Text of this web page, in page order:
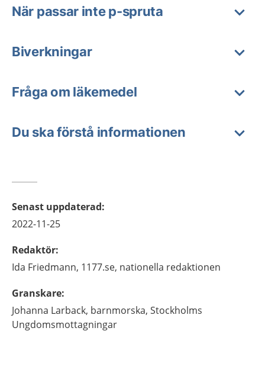
När passar inte p-spruta
Biverkningar
Fråga om läkemedel
Du ska förstå informationen
Senast uppdaterad:
2022-11-25
Redaktör:
Ida Friedmann, 1177.se, nationella redaktionen
Granskare:
Johanna Larback, barnmorska, Stockholms
Ungdomsmottagningar